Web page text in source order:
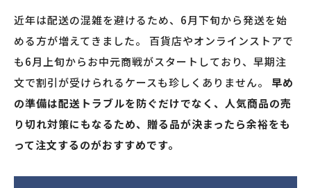
近年は配送の混雑を避けるため、6月下旬から発送を始
める方が増えてきました。 百貨店やオンラインストアで
も6月上旬からお中元商戦がスタートしており、早期注
文で割引が受けられるケースも珍しくありません。 早め
の準備は配送トラブルを防ぐだけでなく、人気商品の売
り切れ対策にもなるため、贈る品が決まったら余裕をも
って注文するのがおすすめです。